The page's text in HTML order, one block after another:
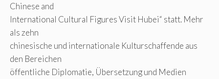
Chinese and
International Cultural Figures Visit Hubei“ statt. Mehr
als zehn
chinesische und internationale Kulturschaffende aus
den Bereichen
öffentliche Diplomatie, Übersetzung und Medien